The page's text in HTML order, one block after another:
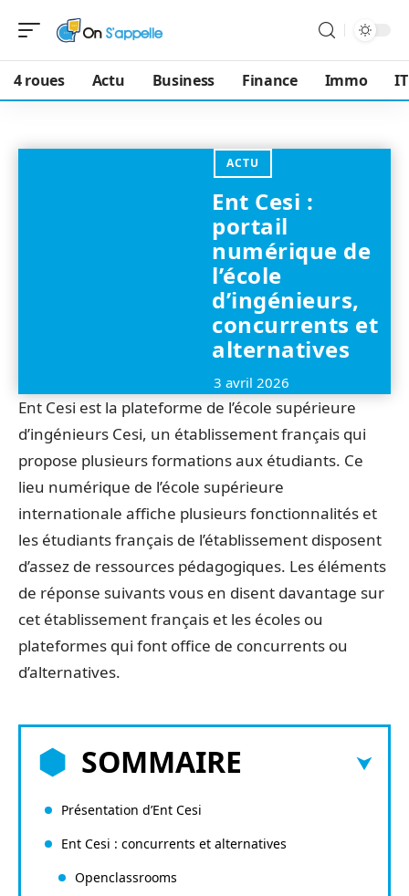
4 roues Actu Business Finance Immo IT
ACTU
Ent Cesi :
portail
numérique de
l’école
d’ingénieurs,
concurrents et
alternatives
3 avril 2026
Ent Cesi est la plateforme de l’école supérieure
d’ingénieurs Cesi, un établissement français qui
propose plusieurs formations aux étudiants. Ce
lieu numérique de l’école supérieure
internationale affiche plusieurs fonctionnalités et
les étudiants français de l’établissement disposent
d’assez de ressources pédagogiques. Les éléments
de réponse suivants vous en disent davantage sur
cet établissement français et les écoles ou
plateformes qui font office de concurrents ou
d’alternatives.
SOMMAIRE
Présentation d’Ent Cesi
Ent Cesi : concurrents et alternatives
Openclassrooms